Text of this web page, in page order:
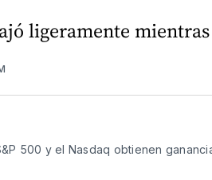
ligeramente
500 y el Nasdaq obtienen